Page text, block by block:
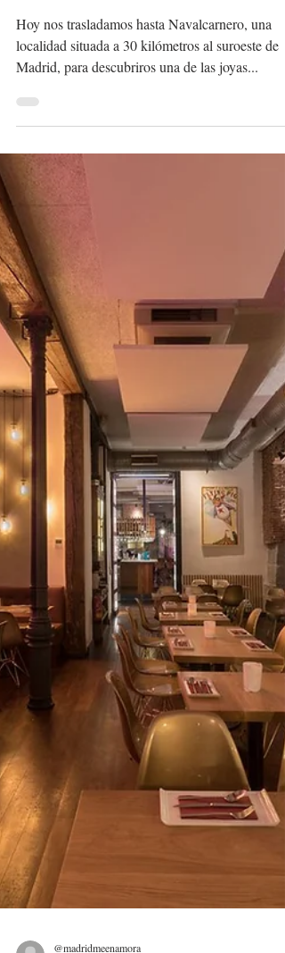
PINTXAKI, TAPAS
ORIGINALES PARA
TODOS LOS GUSTOS Y
BOLSILLOS
Hoy nos trasladamos hasta Navalcarnero, una
localidad situada a 30 kilómetros al suroeste de
Madrid, para descubriros una de las joyas...